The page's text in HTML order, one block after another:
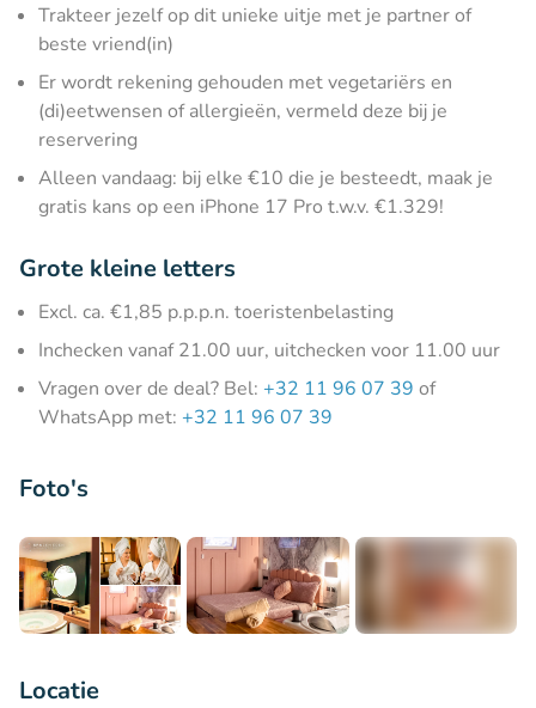
Trakteer jezelf op dit unieke uitje met je partner of
beste vriend(in)
Er wordt rekening gehouden met vegetariërs en
(di)eetwensen of allergieën, vermeld deze bij je
reservering
Alleen vandaag: bij elke €10 die je besteedt, maak je
gratis kans op een iPhone 17 Pro t.w.v. €1.329!
Grote kleine letters
Excl. ca. €1,85 p.p.p.n. toeristenbelasting
Inchecken vanaf 21.00 uur, uitchecken voor 11.00 uur
Vragen over de deal? Bel: +32 11 96 07 39 of
WhatsApp met: +32 11 96 07 39
Foto's
Locatie